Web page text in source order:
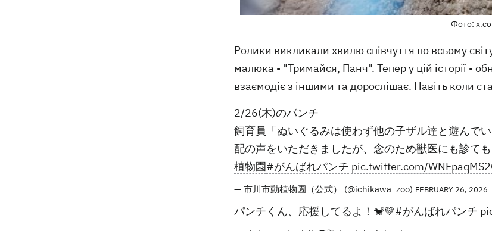
Фото:
Ролики викликали хвилю співчуття по всьому
малюка - "Тримайся, Панч". Тепер у цій історії -
взаємодіє з іншими та дорослішає. Навіть коли
2/26(木)のパンチ
飼育員「ぬいぐるみは使わず他の子ザル達と遊んで
配の声をいただきましたが、念のため獣医にも診て
植物園#がんばれパンチ pic.twitter.com/
— 市川市動植物園（公式） (@ichikawa_zoo) FEBRUARY 26, 2026
パンチくん、応援してるよ！🐒💚#がんばれパンチ